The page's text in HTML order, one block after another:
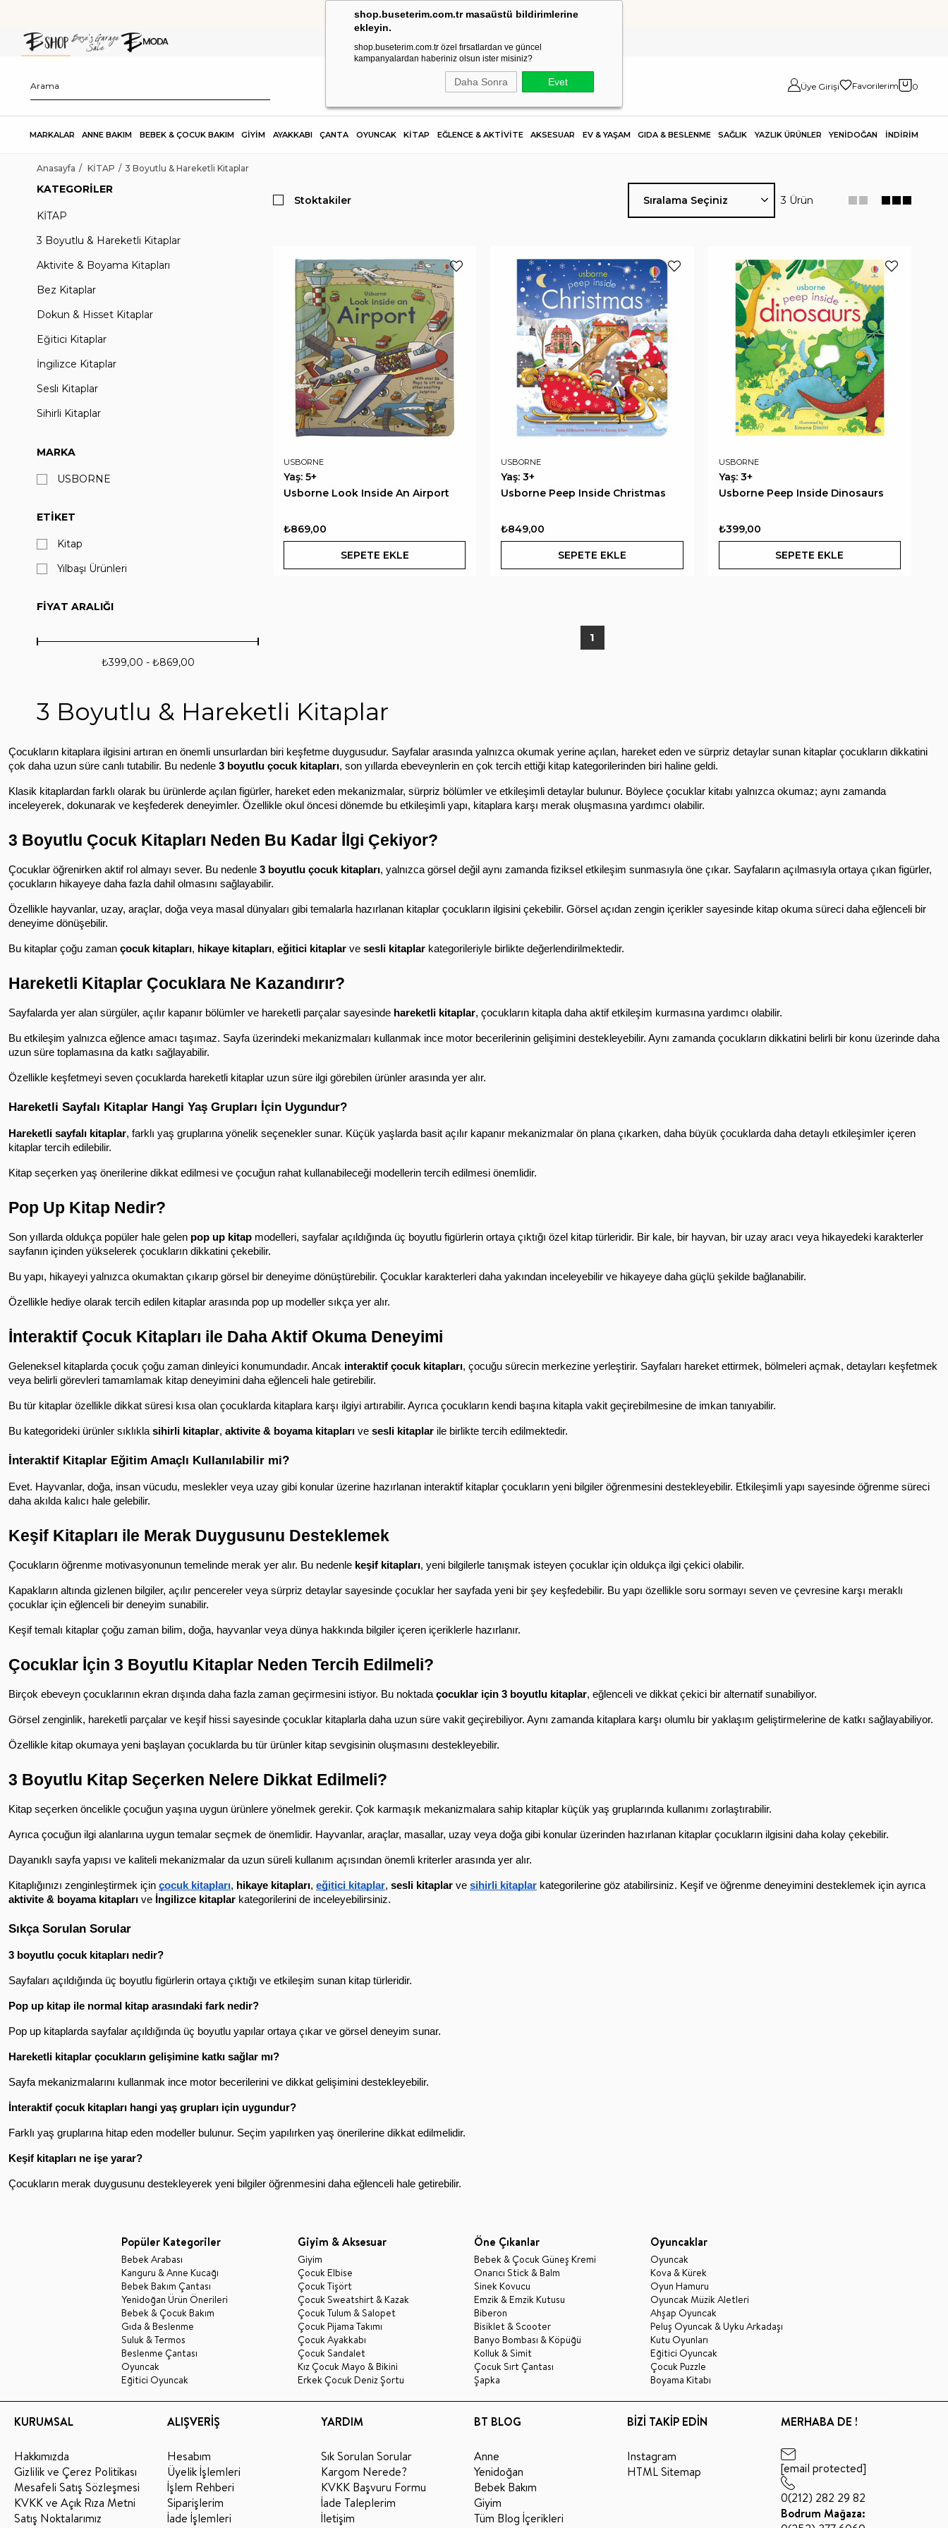
shop.buseterim.com.tr masaüstü bildirimlerine
ekleyin.
shop.buseterim.com.tr özel fırsatlardan ve güncel
kampanyalardan haberiniz olsun ister misiniz?
Daha Sonra Evet
HIZLI KARGO
Üye Girişi Favorilerim 0
MARKALAR ANNE BAKIM BEBEK & ÇOCUK BAKIM GİYİM AYAKKABI ÇANTA OYUNCAK KİTAP EĞLENCE & AKTİVİTE AKSESUAR EV & YAŞAM GIDA & BESLENME SAĞLIK YAZLIK ÜRÜNLER YENİDOĞAN İNDİRİM
Anasayfa KİTAP 3 Boyutlu & Hareketli Kitaplar
KATEGORILER
KİTAP
3 Boyutlu & Hareketli Kitaplar
Aktivite & Boyama Kitapları
Bez Kitaplar
Dokun & Hisset Kitaplar
Eğitici Kitaplar
İngilizce Kitaplar
Sesli Kitaplar
Sihirli Kitaplar
MARKA
USBORNE
ETIKET
Kitap
Yılbaşı Ürünleri
FIYAT ARALIĞI
₺399,00 - ₺869,00
Stoktakiler 3 Ürün
USBORNE
Yaş: 5+
Usborne Look Inside An Airport
₺869,00
SEPETE EKLE
USBORNE
Yaş: 3+
Usborne Peep Inside Christmas
₺849,00
SEPETE EKLE
USBORNE
Yaş: 3+
Usborne Peep Inside Dinosaurs
₺399,00
SEPETE EKLE
1
3 Boyutlu & Hareketli Kitaplar
Çocukların kitaplara ilgisini artıran en önemli unsurlardan biri keşfetme duygusudur. Sayfalar arasında yalnızca okumak yerine açılan, hareket eden ve sürpriz detaylar sunan kitaplar çocukların dikkatini
çok daha uzun süre canlı tutabilir. Bu nedenle 3 boyutlu çocuk kitapları, son yıllarda ebeveynlerin en çok tercih ettiği kitap kategorilerinden biri haline geldi.
Klasik kitaplardan farklı olarak bu ürünlerde açılan figürler, hareket eden mekanizmalar, sürpriz bölümler ve etkileşimli detaylar bulunur. Böylece çocuklar kitabı yalnızca okumaz; aynı zamanda
inceleyerek, dokunarak ve keşfederek deneyimler. Özellikle okul öncesi dönemde bu etkileşimli yapı, kitaplara karşı merak oluşmasına yardımcı olabilir.
3 Boyutlu Çocuk Kitapları Neden Bu Kadar İlgi Çekiyor?
Çocuklar öğrenirken aktif rol almayı sever. Bu nedenle 3 boyutlu çocuk kitapları, yalnızca görsel değil aynı zamanda fiziksel etkileşim sunmasıyla öne çıkar. Sayfaların açılmasıyla ortaya çıkan figürler,
çocukların hikayeye daha fazla dahil olmasını sağlayabilir.
Özellikle hayvanlar, uzay, araçlar, doğa veya masal dünyaları gibi temalarla hazırlanan kitaplar çocukların ilgisini çekebilir. Görsel açıdan zengin içerikler sayesinde kitap okuma süreci daha eğlenceli bir
deneyime dönüşebilir.
Bu kitaplar çoğu zaman çocuk kitapları, hikaye kitapları, eğitici kitaplar ve sesli kitaplar kategorileriyle birlikte değerlendirilmektedir.
Hareketli Kitaplar Çocuklara Ne Kazandırır?
Sayfalarda yer alan sürgüler, açılır kapanır bölümler ve hareketli parçalar sayesinde hareketli kitaplar, çocukların kitapla daha aktif etkileşim kurmasına yardımcı olabilir.
Bu etkileşim yalnızca eğlence amacı taşımaz. Sayfa üzerindeki mekanizmaları kullanmak ince motor becerilerinin gelişimini destekleyebilir. Aynı zamanda çocukların dikkatini belirli bir konu üzerinde daha
uzun süre toplamasına da katkı sağlayabilir.
Özellikle keşfetmeyi seven çocuklarda hareketli kitaplar uzun süre ilgi görebilen ürünler arasında yer alır.
Hareketli Sayfalı Kitaplar Hangi Yaş Grupları İçin Uygundur?
Hareketli sayfalı kitaplar, farklı yaş gruplarına yönelik seçenekler sunar. Küçük yaşlarda basit açılır kapanır mekanizmalar ön plana çıkarken, daha büyük çocuklarda daha detaylı etkileşimler içeren
kitaplar tercih edilebilir.
Kitap seçerken yaş önerilerine dikkat edilmesi ve çocuğun rahat kullanabileceği modellerin tercih edilmesi önemlidir.
Pop Up Kitap Nedir?
Son yıllarda oldukça popüler hale gelen pop up kitap modelleri, sayfalar açıldığında üç boyutlu figürlerin ortaya çıktığı özel kitap türleridir. Bir kale, bir hayvan, bir uzay aracı veya hikayedeki karakterler
sayfanın içinden yükselerek çocukların dikkatini çekebilir.
Bu yapı, hikayeyi yalnızca okumaktan çıkarıp görsel bir deneyime dönüştürebilir. Çocuklar karakterleri daha yakından inceleyebilir ve hikayeye daha güçlü şekilde bağlanabilir.
Özellikle hediye olarak tercih edilen kitaplar arasında pop up modeller sıkça yer alır.
İnteraktif Çocuk Kitapları ile Daha Aktif Okuma Deneyimi
Geleneksel kitaplarda çocuk çoğu zaman dinleyici konumundadır. Ancak interaktif çocuk kitapları, çocuğu sürecin merkezine yerleştirir. Sayfaları hareket ettirmek, bölmeleri açmak, detayları keşfetmek
veya belirli görevleri tamamlamak kitap deneyimini daha eğlenceli hale getirebilir.
Bu tür kitaplar özellikle dikkat süresi kısa olan çocuklarda kitaplara karşı ilgiyi artırabilir. Ayrıca çocukların kendi başına kitapla vakit geçirebilmesine de imkan tanıyabilir.
Bu kategorideki ürünler sıklıkla sihirli kitaplar, aktivite & boyama kitapları ve sesli kitaplar ile birlikte tercih edilmektedir.
İnteraktif Kitaplar Eğitim Amaçlı Kullanılabilir mi?
Evet. Hayvanlar, doğa, insan vücudu, meslekler veya uzay gibi konular üzerine hazırlanan interaktif kitaplar çocukların yeni bilgiler öğrenmesini destekleyebilir. Etkileşimli yapı sayesinde öğrenme süreci
daha akılda kalıcı hale gelebilir.
Keşif Kitapları ile Merak Duygusunu Desteklemek
Çocukların öğrenme motivasyonunun temelinde merak yer alır. Bu nedenle keşif kitapları, yeni bilgilerle tanışmak isteyen çocuklar için oldukça ilgi çekici olabilir.
Kapakların altında gizlenen bilgiler, açılır pencereler veya sürpriz detaylar sayesinde çocuklar her sayfada yeni bir şey keşfedebilir. Bu yapı özellikle soru sormayı seven ve çevresine karşı meraklı
çocuklar için eğlenceli bir deneyim sunabilir.
Keşif temalı kitaplar çoğu zaman bilim, doğa, hayvanlar veya dünya hakkında bilgiler içeren içeriklerle hazırlanır.
Çocuklar İçin 3 Boyutlu Kitaplar Neden Tercih Edilmeli?
Birçok ebeveyn çocuklarının ekran dışında daha fazla zaman geçirmesini istiyor. Bu noktada çocuklar için 3 boyutlu kitaplar, eğlenceli ve dikkat çekici bir alternatif sunabiliyor.
Görsel zenginlik, hareketli parçalar ve keşif hissi sayesinde çocuklar kitaplarla daha uzun süre vakit geçirebiliyor. Aynı zamanda kitaplara karşı olumlu bir yaklaşım geliştirmelerine de katkı sağlayabiliyor.
Özellikle kitap okumaya yeni başlayan çocuklarda bu tür ürünler kitap sevgisinin oluşmasını destekleyebilir.
3 Boyutlu Kitap Seçerken Nelere Dikkat Edilmeli?
Kitap seçerken öncelikle çocuğun yaşına uygun ürünlere yönelmek gerekir. Çok karmaşık mekanizmalara sahip kitaplar küçük yaş gruplarında kullanımı zorlaştırabilir.
Ayrıca çocuğun ilgi alanlarına uygun temalar seçmek de önemlidir. Hayvanlar, araçlar, masallar, uzay veya doğa gibi konular üzerinden hazırlanan kitaplar çocukların ilgisini daha kolay çekebilir.
Dayanıklı sayfa yapısı ve kaliteli mekanizmalar da uzun süreli kullanım açısından önemli kriterler arasında yer alır.
Kitaplığınızı zenginleştirmek için çocuk kitapları, hikaye kitapları, eğitici kitaplar, sesli kitaplar ve sihirli kitaplar
aktivite & boyama kitapları ve İngilizce kitaplar kategorilerini de inceleyebilirsiniz.
Sıkça Sorulan Sorular
3 boyutlu çocuk kitapları nedir?
Sayfaları açıldığında üç boyutlu figürlerin ortaya çıktığı ve etkileşim sunan kitap türleridir.
Pop up kitap ile normal kitap arasındaki fark nedir?
Pop up kitaplarda sayfalar açıldığında üç boyutlu yapılar ortaya çıkar ve görsel deneyim sunar.
Hareketli kitaplar çocukların gelişimine katkı sağlar mı?
Sayfa mekanizmalarını kullanmak ince motor becerilerini ve dikkat gelişimini destekleyebilir.
İnteraktif çocuk kitapları hangi yaş grupları için uygundur?
Farklı yaş gruplarına hitap eden modeller bulunur. Seçim yapılırken yaş önerilerine dikkat edilmelidir.
Keşif kitapları ne işe yarar?
Çocukların merak duygusunu destekleyerek yeni bilgiler öğrenmesini daha eğlenceli hale getirebilir.
Popüler Kategoriler
Bebek Arabası
Kanguru & Anne Kucağı
Bebek Bakım Çantası
Yenidoğan Ürün Önerileri
Bebek & Çocuk Bakım
Gıda & Beslenme
Suluk & Termos
Beslenme Çantası
Oyuncak
Eğitici Oyuncak
Giyim & Aksesuar
Giyim
Çocuk Elbise
Çocuk Tişört
Çocuk Sweatshirt & Kazak
Çocuk Tulum & Salopet
Çocuk Pijama Takımı
Çocuk Ayakkabı
Çocuk Sandalet
Kız Çocuk Mayo & Bikini
Erkek Çocuk Deniz Şortu
Öne Çıkanlar
Bebek & Çocuk Güneş Kremi
Onarıcı Stick & Balm
Sinek Kovucu
Emzik & Emzik Kutusu
Biberon
Bisiklet & Scooter
Banyo Bombası & Köpüğü
Kolluk & Simit
Çocuk Sırt Çantası
Şapka
Oyuncaklar
Oyuncak
Kova & Kürek
Oyun Hamuru
Oyuncak Müzik Aletleri
Ahşap Oyuncak
Peluş Oyuncak & Uyku Arkadaşı
Kutu Oyunları
Eğitici Oyuncak
Çocuk Puzzle
Boyama Kitabı
KURUMSAL
Hakkımızda
Gizlilik ve Çerez Politikası
Mesafeli Satış Sözleşmesi
KVKK ve Açık Rıza Metni
Satış Noktalarımız
ALIŞVERİŞ
Hesabım
Üyelik İşlemleri
İşlem Rehberi
Siparişlerim
İade İşlemleri
YARDIM
Sık Sorulan Sorular
Kargom Nerede?
KVKK Başvuru Formu
İade Taleplerim
İletişim
BT BLOG
Anne
Yenidoğan
Bebek Bakım
Giyim
Tüm Blog İçerikleri
BİZİ TAKİP EDİN
Instagram
HTML Sitemap
MERHABA DE !
[email protected]
0(212) 282 29 82
Bodrum Mağaza: